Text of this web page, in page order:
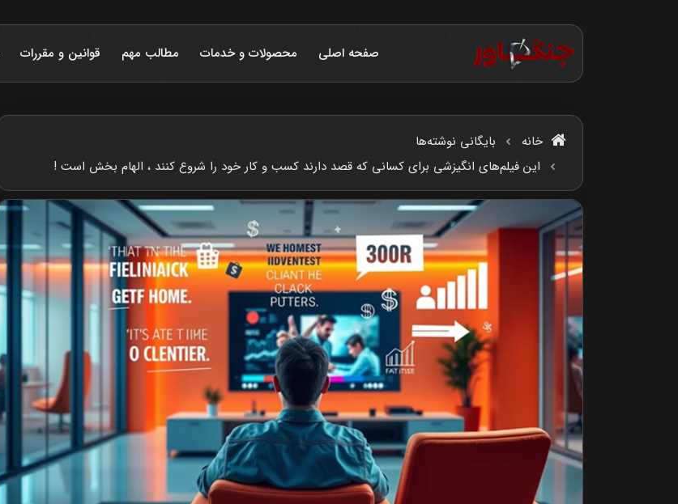
صفحه اصلی محصولات و خدمات مطالب مهم قوانین و مقررات
خانه
بایگانی نوشته‌ها
این فیلم‌های انگیزشی برای کسانی که قصد دارند کسب و کار خود را شروع کنند ، الهام بخش است !